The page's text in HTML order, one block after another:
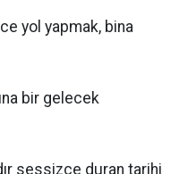
yol yapmak, bina
bir gelecek
sessizce duran tarihi